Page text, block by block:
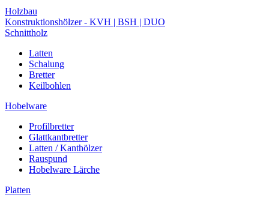
Holzbau
Konstruktionshölzer - KVH | BSH | DUO
Schnittholz
Latten
Schalung
Bretter
Keilbohlen
Hobelware
Profilbretter
Glattkantbretter
Latten / Kanthölzer
Rauspund
Hobelware Lärche
Platten